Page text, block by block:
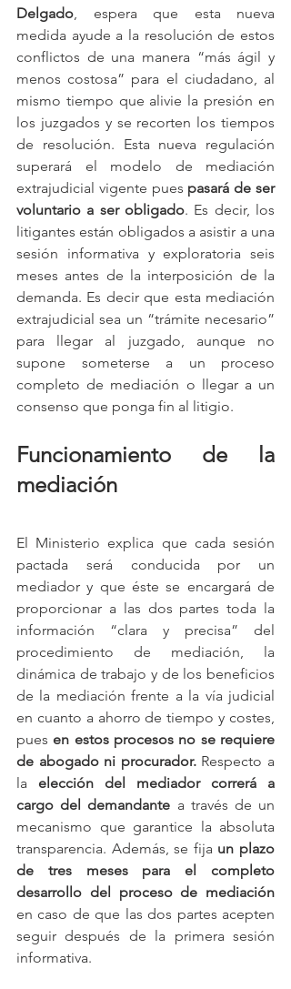
Delgado, espera que esta nueva
medida ayude a la resolución de estos
conflictos de una manera “más ágil y
menos costosa” para el ciudadano, al
mismo tiempo que alivie la presión en
los juzgados y se recorten los tiempos
de resolución. Esta nueva regulación
superará el modelo de mediación
extrajudicial vigente pues pasará de ser
voluntario a ser obligado. Es decir, los
litigantes están obligados a asistir a una
sesión informativa y exploratoria seis
meses antes de la interposición de la
demanda. Es decir que esta mediación
extrajudicial sea un “trámite necesario”
para llegar al juzgado, aunque no
supone someterse a un proceso
completo de mediación o llegar a un
consenso que ponga fin al litigio.
Funcionamiento de la
mediación
El Ministerio explica que cada sesión
pactada será conducida por un
mediador y que éste se encargará de
proporcionar a las dos partes toda la
información “clara y precisa” del
procedimiento de mediación, la
dinámica de trabajo y de los beneficios
de la mediación frente a la vía judicial
en cuanto a ahorro de tiempo y costes,
pues en estos procesos no se requiere
de abogado ni procurador. Respecto a
la elección del mediador correrá a
cargo del demandante a través de un
mecanismo que garantice la absoluta
transparencia. Además, se fija un plazo
de tres meses para el completo
desarrollo del proceso de mediación
en caso de que las dos partes acepten
seguir después de la primera sesión
informativa.